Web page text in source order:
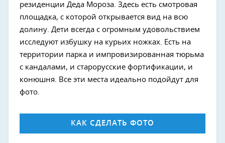
резиденции Деда Мороза. Здесь есть смотровая
площадка, с которой открывается вид на всю
долину. Дети всегда с огромным удовольствием
исследуют избушку на курьих ножках. Есть на
территории парка и импровизированная тюрьма
с кандалами, и старорусские фортификации, и
конюшня. Все эти места идеально подойдут для
фото.
КАК СДЕЛАТЬ ФОТО